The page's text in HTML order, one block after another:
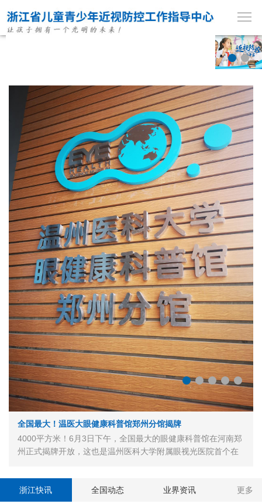
​全国最大！温医大眼健康科普馆郑州分馆揭牌
4000平方米！6月3日下午，全国最大的眼健康科普馆在河南郑
州正式揭牌开放，这也是温州医科大学附属眼视光医院首个在
专家技术指导、社会力量建设，探索一种多方联合共建公益场
馆的创新模式。 去年8月，教育…
浙江快讯 全国动态 业界资讯 更多